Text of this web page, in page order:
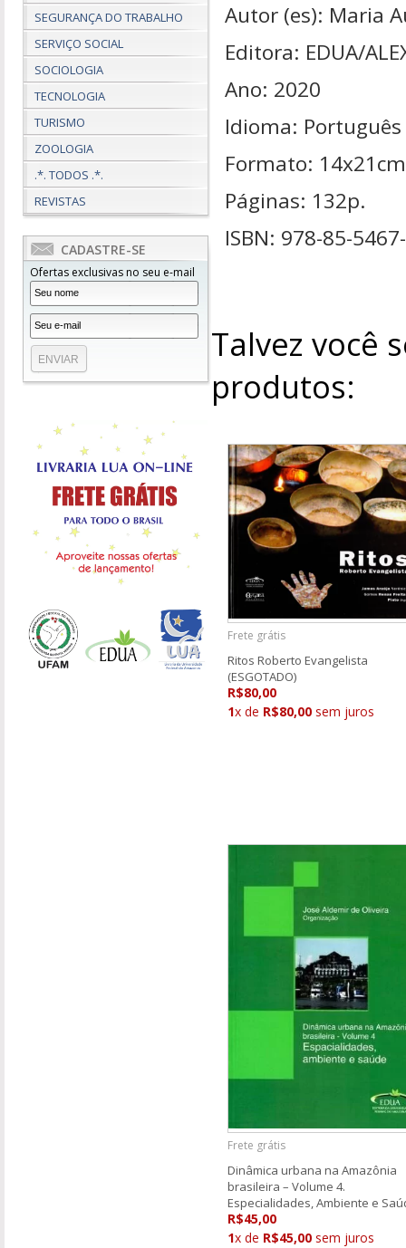
SEGURANÇA DO TRABALHO
SERVIÇO SOCIAL
SOCIOLOGIA
TECNOLOGIA
TURISMO
ZOOLOGIA
.*. TODOS .*.
REVISTAS
CADASTRE-SE
Ofertas exclusivas no seu e-mail
Autor (es): Maria
Editora: EDUA/
Ano: 2020
Idioma: Português
Formato: 14x21cm
Páginas: 132p.
ISBN: 978-85-
Talvez você
produtos:
Frete grátis
Ritos Roberto Evangelista
(ESGOTADO)
R$80,00
1x de R$80,00 sem juros
Frete grátis
Dinâmica urbana na Amazônia
brasileira – Volume 4.
Especialidades, Ambiente e
R$45,00
1x de R$45,00 sem juros